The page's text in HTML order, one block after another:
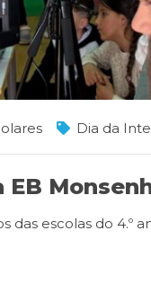
Dia da
das escolas do 4.º